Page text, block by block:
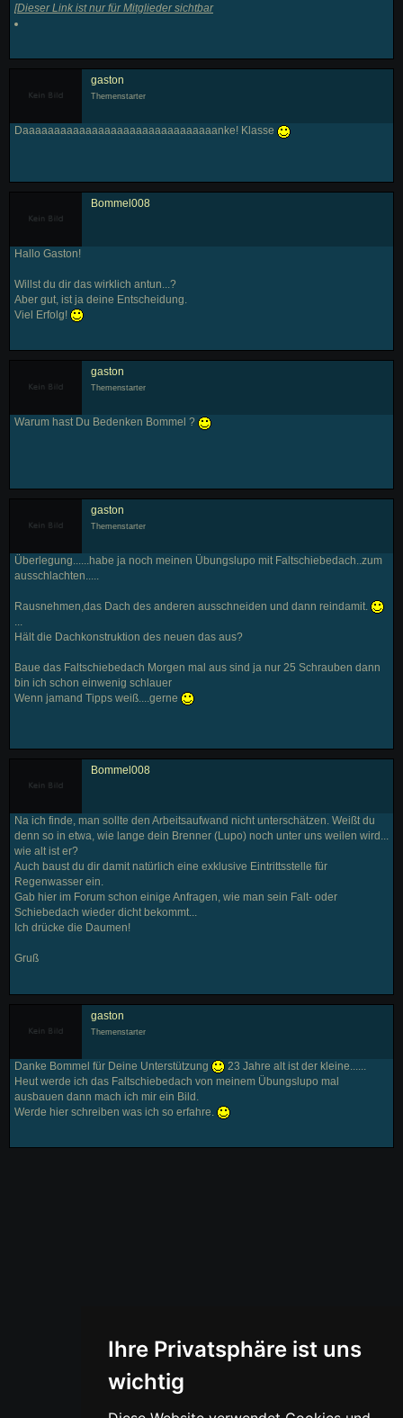
Ihre Privatsphäre ist uns
wichtig
[Dieser Link ist nur für Mitglieder sichtbar
gaston
Themenstarter
Daaaaaaaaaaaaaaaaaaaaaaaaaaaaaaanke! Klasse
Bommel008
Hallo Gaston!
Willst du dir das wirklich antun...?
Aber gut, ist ja deine Entscheidung.
Viel Erfolg!
gaston
Themenstarter
Warum hast Du Bedenken Bommel ?
gaston
Themenstarter
Überlegung......habe ja noch meinen Übungslupo mit Faltschiebedach..zum
ausschlachten.....
Rausnehmen,das Dach des anderen ausschneiden und dann reindamit.
...
Hält die Dachkonstruktion des neuen das aus?
Baue das Faltschiebedach Morgen mal aus sind ja nur 25 Schrauben dann
bin ich schon einwenig schlauer
Wenn jamand Tipps weiß....gerne
Bommel008
Na ich finde, man sollte den Arbeitsaufwand nicht unterschätzen. Weißt du
denn so in etwa, wie lange dein Brenner (Lupo) noch unter uns weilen wird...
wie alt ist er?
Auch baust du dir damit natürlich eine exklusive Eintrittsstelle für
Regenwasser ein.
Gab hier im Forum schon einige Anfragen, wie man sein Falt- oder
Schiebedach wieder dicht bekommt...
Ich drücke die Daumen!
Gruß
gaston
Themenstarter
Danke Bommel für Deine Unterstützung
23 Jahre alt ist der kleine......
Heut werde ich das Faltschiebedach von meinem Übungslupo mal
ausbauen dann mach ich mir ein Bild.
Werde hier schreiben was ich so erfahre.